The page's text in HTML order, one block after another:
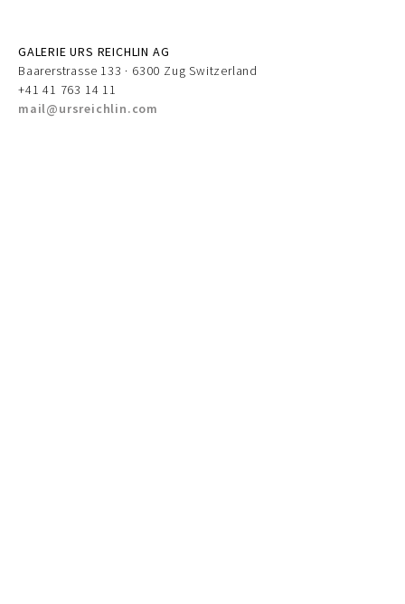
GALERIE URS REICHLIN AG
Baarerstrasse 133 · 6300 Zug Switzerland
+41 41 763 14 11
mail@ursreichlin.com